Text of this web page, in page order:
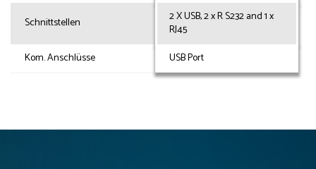
Schnittstellen
2 X USB, 2 x R S232 and 1 x
RJ45
Kom. Anschlüsse
USB Port